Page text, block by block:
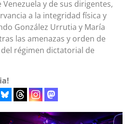
y de sus dirigentes,
a la integridad física y
González Urrutia y María
las amenazas y orden de
régimen dictatorial de